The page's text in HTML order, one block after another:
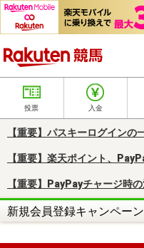
投票 入金
【重要】パスキーログインの
【重要】楽天ポイント、
【重要】PayPayチャージ時
新規会員登録キャンペー